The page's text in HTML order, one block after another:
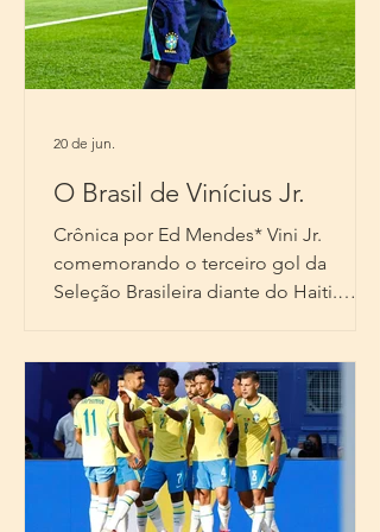
Divulgação / VNL A invencibilidade da
Seleção Brasileira Feminina de Vôlei na
Liga das Nações (VNL) de 2026 chegou
Alemanha por 3 sets a 2, com parciais
de 26/24, 28/26, 15/25, 19/25 e 16/14. O
O Brasil de Vinícius Jr.
Crônica por Ed Mendes* Vini Jr.
comemorando o terceiro gol da
Seleção Brasileira diante do Haiti.
conquistou sua primeira vitória na
Copa do Mundo de 2026. O jogo
dessa sexta-feira (19/06) contou com
os gols marcados por Matheus Cunha,
duas vezes, e por Vinícius Jr. E é sobre
o Vini que precisamos falar. Melhor do
20 de jun.